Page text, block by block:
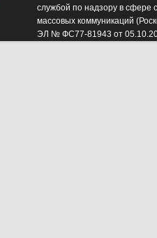
службой по надзору в сфере
массовых коммуникаций
ЭЛ № ФС77-81943 от